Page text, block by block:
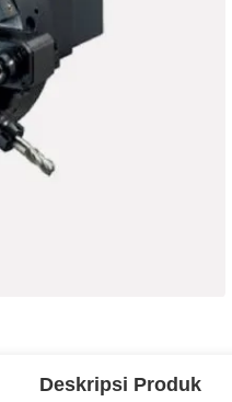
Deskripsi Produk